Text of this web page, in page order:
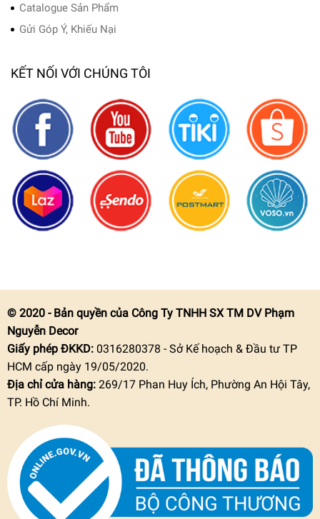
Catalogue Sản Phẩm
Gửi Góp Ý, Khiếu Nại
KẾT NỐI VỚI CHÚNG TÔI
© 2020 - Bản quyền của Công Ty TNHH SX TM DV Phạm
Nguyễn Decor
Giấy phép ĐKKD:0316280378 - Sở Kế hoạch & Đầu tư TP
HCM cấp ngày 19/05/2020.
Địa chỉ cửa hàng: 269/17 Phan Huy Ích, Phường An Hội Tây,
TP. Hồ Chí Minh.